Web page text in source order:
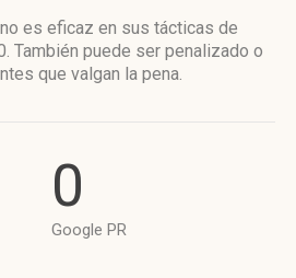
es eficaz en sus tácticas de
También puede ser penalizado o
que valgan la pena.
0
Google PR